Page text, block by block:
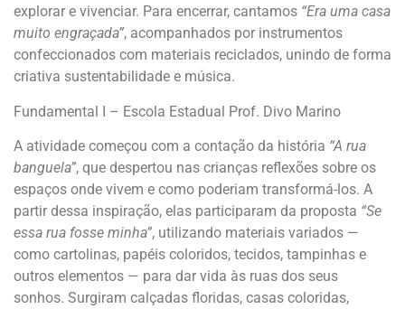
explorar e vivenciar. Para encerrar, cantamos “Era uma casa
muito engraçada”, acompanhados por instrumentos
confeccionados com materiais reciclados, unindo de forma
criativa sustentabilidade e música.
Fundamental I – Escola Estadual Prof. Divo Marino
A atividade começou com a contação da história “A rua
banguela”, que despertou nas crianças reflexões sobre os
espaços onde vivem e como poderiam transformá-los. A
partir dessa inspiração, elas participaram da proposta “Se
essa rua fosse minha”, utilizando materiais variados —
como cartolinas, papéis coloridos, tecidos, tampinhas e
outros elementos — para dar vida às ruas dos seus
sonhos. Surgiram calçadas floridas, casas coloridas,